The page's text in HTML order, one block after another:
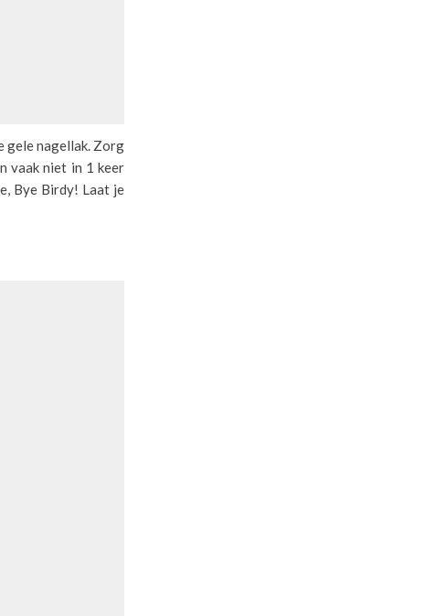
gele nagellak. Zorg
vaak niet in 1 keer
Bye Birdy! Laat je